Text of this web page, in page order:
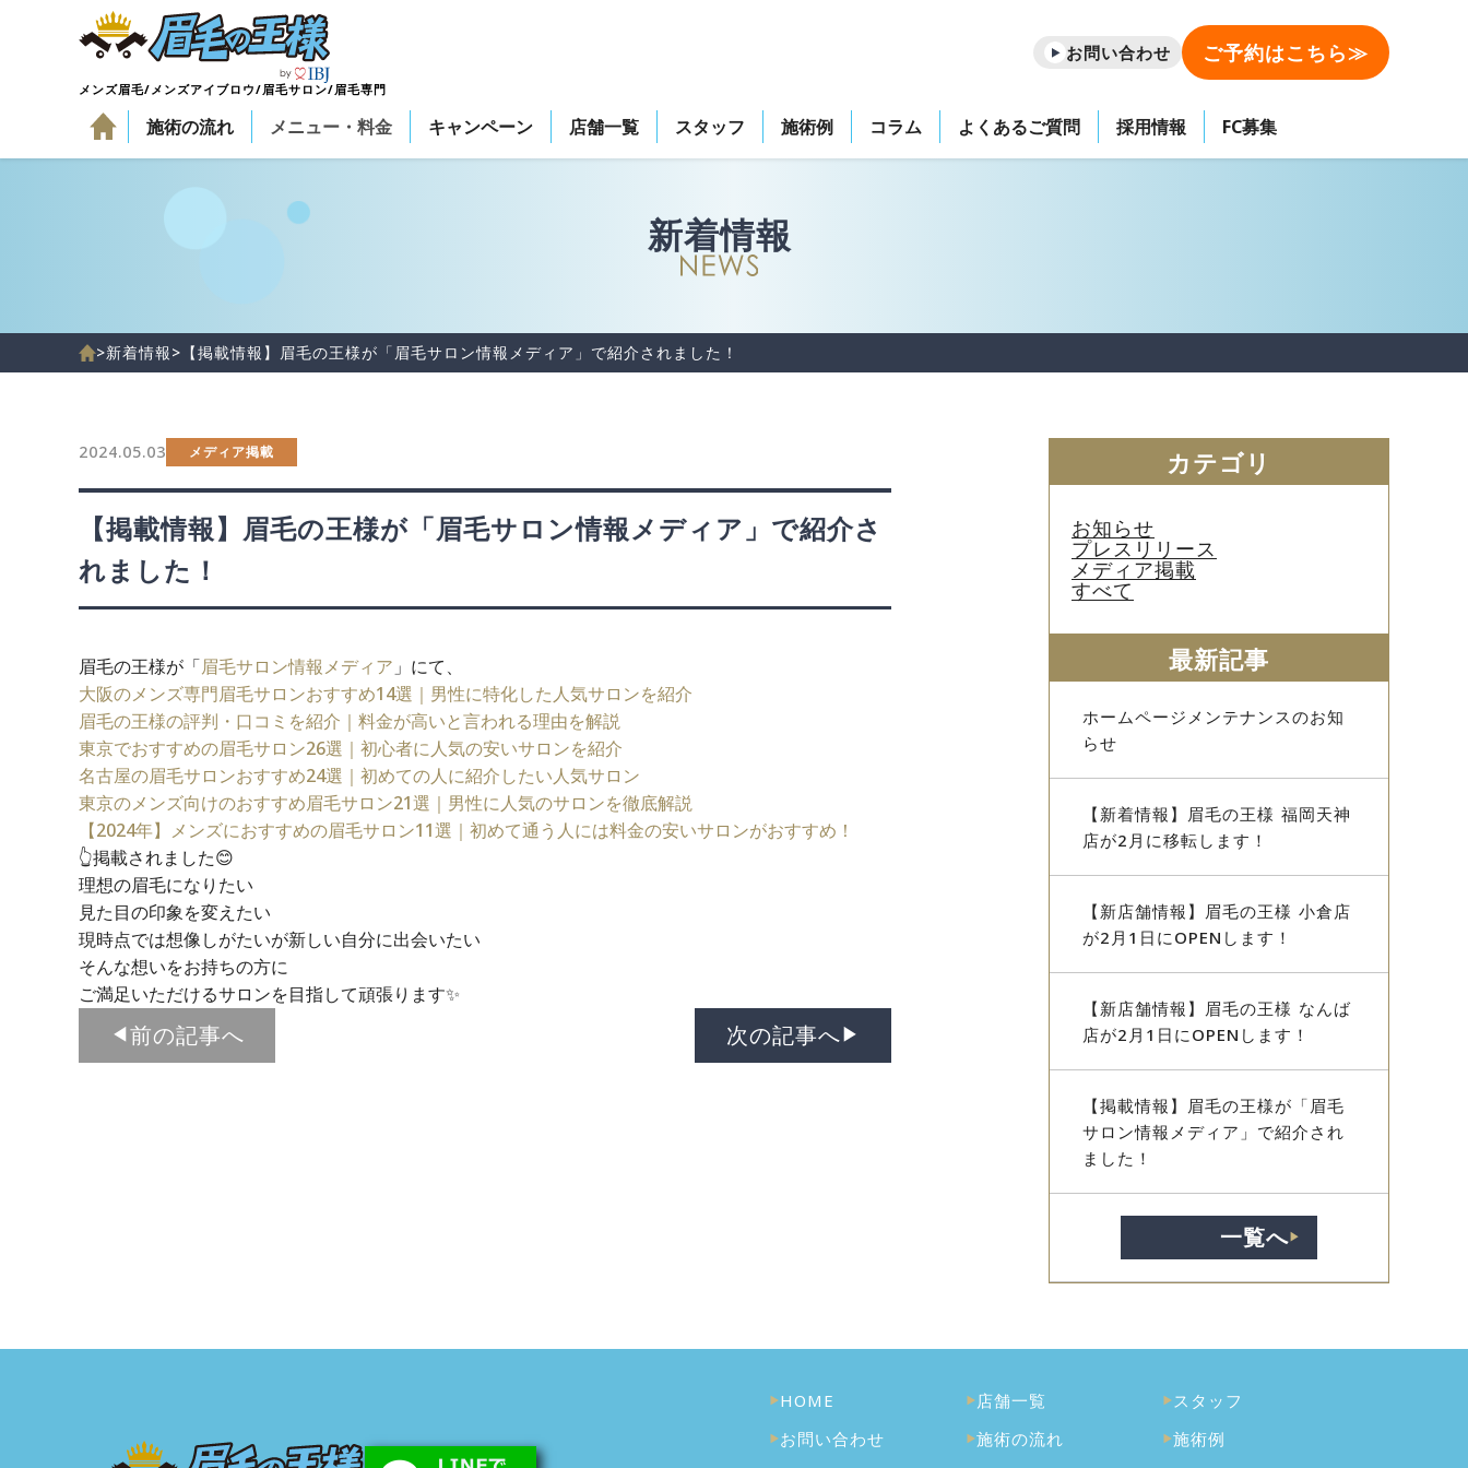
メンズ眉毛/メンズアイブロウ/眉毛サロン/眉毛専門
お問い合わせ ご予約はこちら≫
施術の流れ メニュー・料金 キャンペーン 店舗一覧 スタッフ 施術例 コラム よくあるご質問 採用情報 FC募集
新着情報
>新着情報> 【掲載情報】眉毛の王様が「眉毛サロン情報メディア」で紹介されました！
2024.05.03 メディア掲載
【掲載情報】眉毛の王様が「眉毛サロン情報メディア」で紹介さ
れました！
眉毛の王様が「眉毛サロン情報メディア 」にて、
大阪のメンズ専門眉毛サロンおすすめ14選｜男性に特化した人気サロンを紹介
眉毛の王様の評判・口コミを紹介｜料金が高いと言われる理由を解説
東京でおすすめの眉毛サロン26選｜初心者に人気の安いサロンを紹介
名古屋の眉毛サロンおすすめ24選｜初めての人に紹介したい人気サロン
東京のメンズ向けのおすすめ眉毛サロン21選｜男性に人気のサロンを徹底解説
【2024年】メンズにおすすめの眉毛サロン11選｜初めて通う人には料金の安いサロンがおすすめ！
👆掲載されました😊
理想の眉毛になりたい
見た目の印象を変えたい
現時点では想像しがたいが新しい自分に出会いたい
そんな想いをお持ちの方に
ご満足いただけるサロンを目指して頑張ります✨
◀︎ 前の記事へ 次の記事へ ▶︎
カテゴリ
お知らせ
プレスリリース
メディア掲載
すべて
最新記事
ホームページメンテナンスのお知
らせ
【新着情報】眉毛の王様 福岡天神
店が2月に移転します！
【新店舗情報】眉毛の王様 小倉店
が2月1日にOPENします！
【新店舗情報】眉毛の王様 なんば
店が2月1日にOPENします！
【掲載情報】眉毛の王様が「眉毛
サロン情報メディア」で紹介され
ました！
一覧へ▶︎
HOME
お問い合わせ
店舗一覧
施術の流れ
スタッフ
施術例